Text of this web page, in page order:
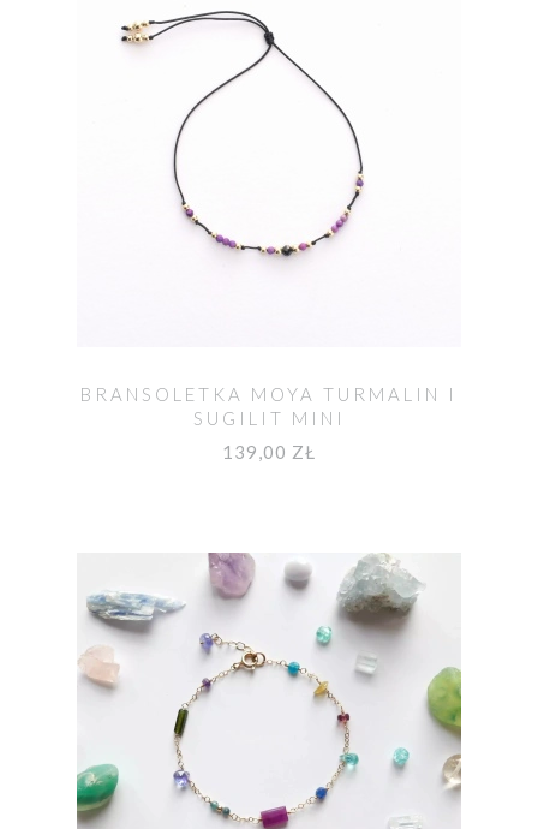
BRANSOLETKA MOYA TURMALIN I
SUGILIT MINI
139,00 ZŁ